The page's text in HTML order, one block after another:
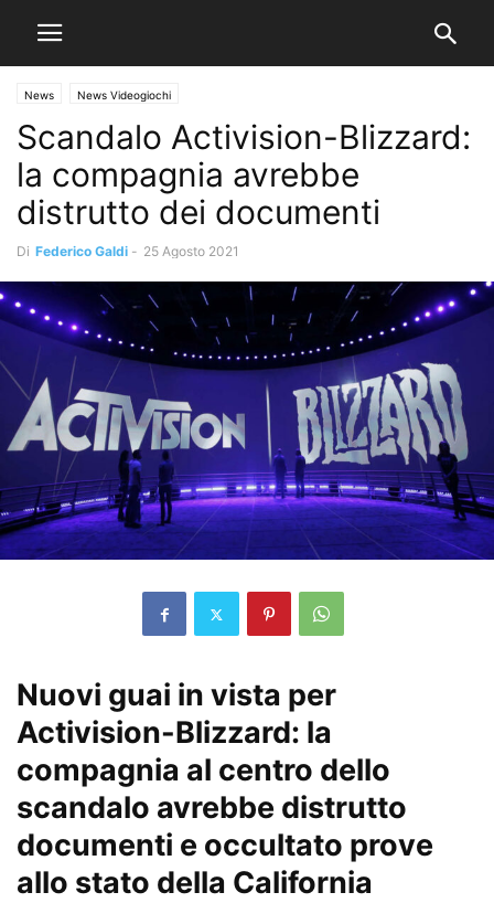
News News Videogiochi
Scandalo Activision-Blizzard:
la compagnia avrebbe
distrutto dei documenti
Di Federico Galdi - 25 Agosto 2021
Nuovi guai in vista per
Activision-Blizzard: la
compagnia al centro dello
scandalo avrebbe distrutto
documenti e occultato prove
allo stato della California